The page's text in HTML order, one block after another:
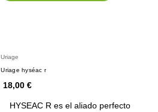
Uriage
Uriage hyséac r
18,00 €
HYSEAC R es el aliado perfecto